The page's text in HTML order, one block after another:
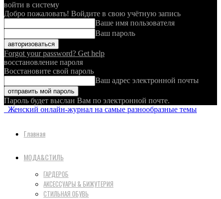
войти в систему
Добро пожаловать! Войдите в свою учётную запись
Ваше имя пользователя
Ваш пароль
Forgot your password? Get help
восстановление пароля
Восстановите свой пароль
Ваш адрес электронной почты
Пароль будет выслан Вам по электронной почте.
Женский онлайн-журнал на самые разнообразные темы
Главная
МОДА&СТИЛЬ
ГАРДЕРОБ
АКСЕССУАРЫ & БИЖУТЕРИЯ
СТИЛЬНАЯ ОБУВЬ